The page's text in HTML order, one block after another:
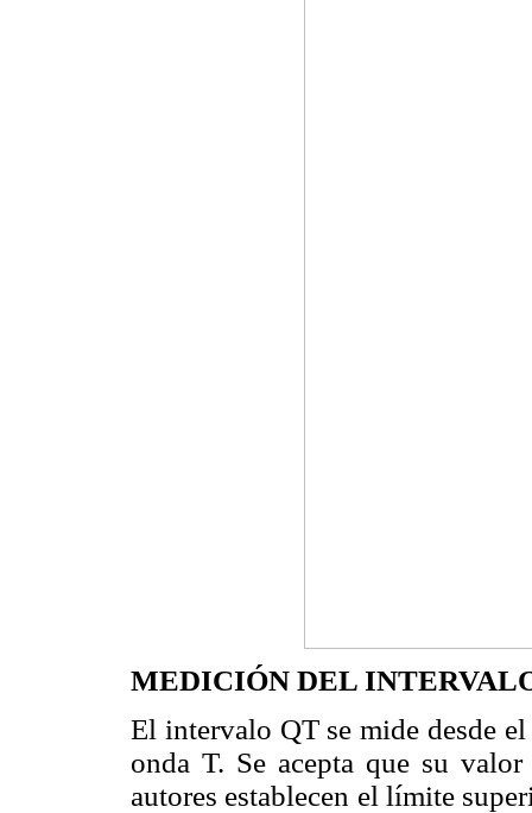
MEDICIÓN DEL
El intervalo QT se mide desde
onda T. Se acepta que su
autores establecen el límite